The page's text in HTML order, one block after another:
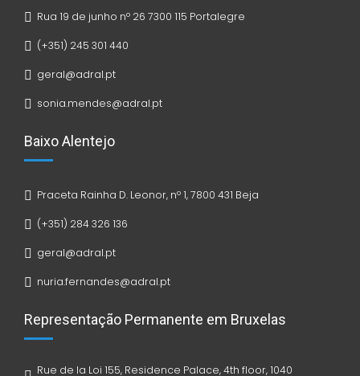
Rua 19 de junho nº 26 7300 115 Portalegre
(+351) 245 301 440
geral@adral.pt
sonia.mendes@adral.pt
Baixo Alentejo
Praceta Rainha D. Leonor, nº 1, 7800 431 Beja
(+351) 284 326 136
geral@adral.pt
nuria.fernandes@adral.pt
Representação Permanente em Bruxelas
Rue de la Loi 155, Residence Palace, 4th floor, 1040